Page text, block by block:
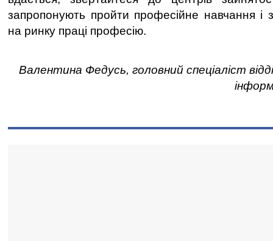
запропонують пройти професійне навчання і
на ринку праці професію.
Валентина Федусь, головний спеціаліст